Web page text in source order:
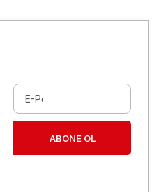
ABONE OL